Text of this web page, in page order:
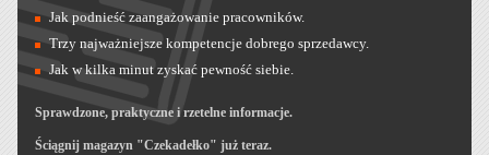
Jak podnieść zaangażowanie pracowników.
Trzy najważniejsze kompetencje dobrego sprzedawcy.
Jak w kilka minut zyskać pewność siebie.
Sprawdzone, praktyczne i rzetelne informacje.
Ściągnij magazyn "Czekadełko" już teraz.